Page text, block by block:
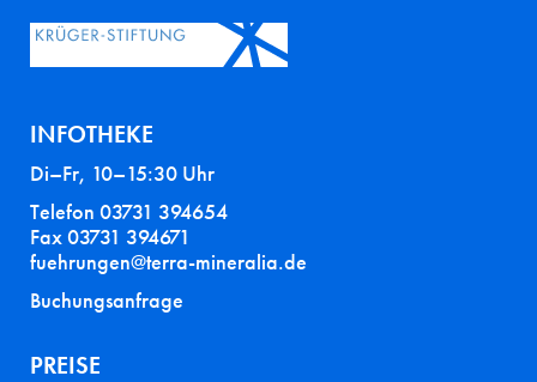
INFOTHEKE
Di–Fr, 10–15:30 Uhr
Telefon 03731 394654
Fax 03731 394671
fuehrungen@terra-mineralia.de
Buchungsanfrage
PREISE